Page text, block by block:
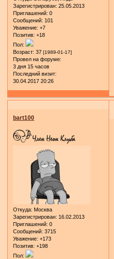
Зарегистрирован: 25.05.2013
Приглашений: 0
Сообщений: 101
Уважение: +7
Позитив: +18
Пол:
Возраст: 37 [1989-01-17]
Провел на форуме:
3 дня 15 часов
Последний визит:
30.04.2017 20:26
bart100
Откуда: Москва
Зарегистрирован: 16.02.2013
Приглашений: 0
Сообщений: 3715
Уважение: +173
Позитив: +198
Пол: